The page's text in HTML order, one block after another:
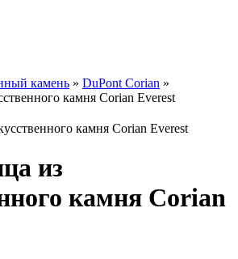
камень » DuPont Corian »
камня Corian Everest
из
камня Corian